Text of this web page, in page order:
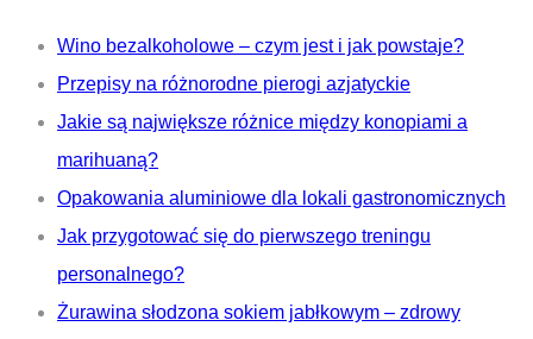
Wino bezalkoholowe – czym jest i jak powstaje?
Przepisy na różnorodne pierogi azjatyckie
Jakie są największe różnice między konopiami a
marihuaną?
Opakowania aluminiowe dla lokali gastronomicznych
Jak przygotować się do pierwszego treningu
personalnego?
Żurawina słodzona sokiem jabłkowym – zdrowy